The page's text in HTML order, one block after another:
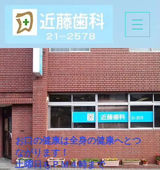
お口の健康は全身の健康へとつ
ながります！
土曜日もＰＭ４時まで